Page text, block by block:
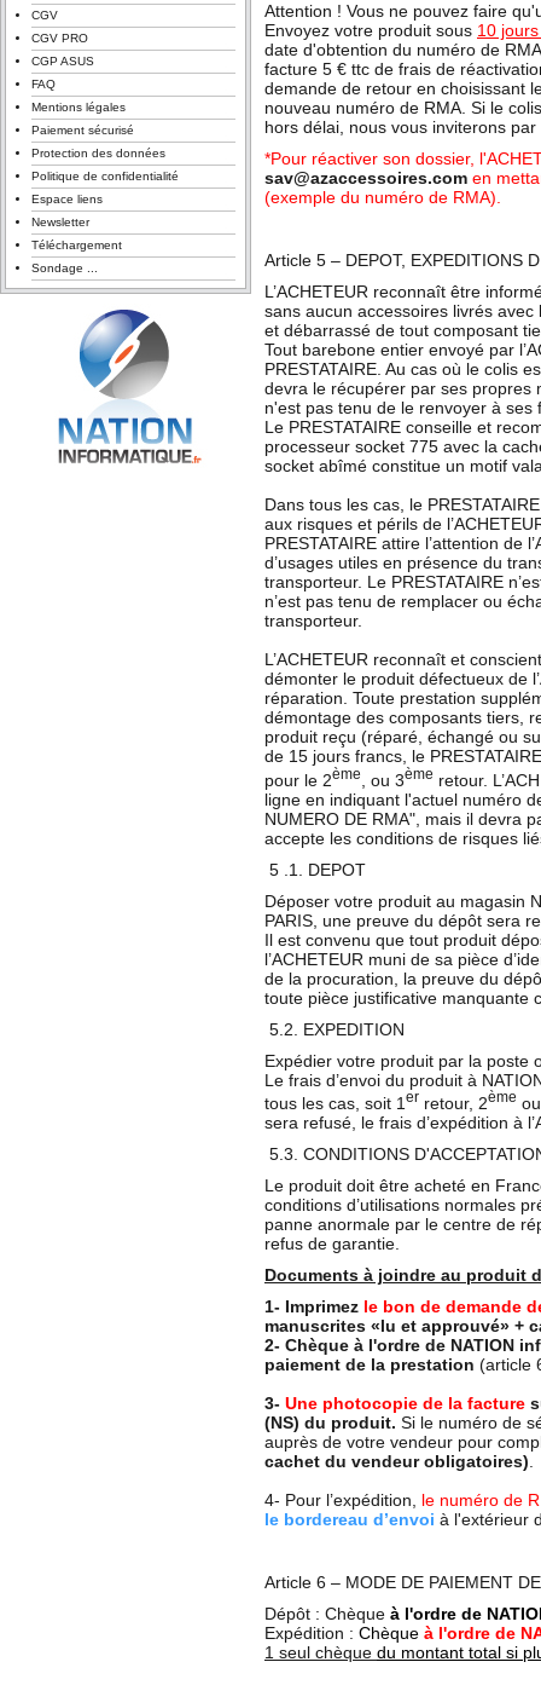
CGV
CGV PRO
CGP ASUS
FAQ
Mentions légales
Paiement sécurisé
Protection des données
Politique de confidentialité
Espace liens
Newsletter
Téléchargement
Sondage ...
Attention ! Vous ne pouvez faire
Envoyez votre produit sous 10
date d'obtention du numéro de
facture 5 € ttc de frais de
demande de retour en choisissant
nouveau numéro de RMA. Si le
hors délai, nous vous inviterons
*Pour réactiver son dossier,
sav@azaccessoires.com en
(exemple du numéro de RMA).
Article 5 – DEPOT, EXPEDITIONS
L’ACHETEUR reconnaît être
sans aucun accessoires livrés
et débarrassé de tout composant
Tout barebone entier envoyé par
PRESTATAIRE. Au cas où le colis
devra le récupérer par ses propres
n'est pas tenu de le renvoyer à ses
Le PRESTATAIRE conseille et
processeur socket 775 avec la
socket abîmé constitue un motif
Dans tous les cas, le
aux risques et périls de
PRESTATAIRE attire l’attention de
d’usages utiles en présence du
transporteur. Le PRESTATAIRE
n’est pas tenu de remplacer ou
transporteur.
L’ACHETEUR reconnaît et
démonter le produit défectueux de
réparation. Toute prestation
démontage des composants tiers,
produit reçu (réparé, échangé ou
de 15 jours francs, le
pour le 2ème , ou 3ème retour.
ligne en indiquant l'actuel numéro
NUMERO DE RMA", mais il devra
accepte les conditions de risques
5 .1. DEPOT
Déposer votre produit au magasin
PARIS, une preuve du dépôt sera
Il est convenu que tout produit
l’ACHETEUR muni de sa pièce
de la procuration, la preuve du
toute pièce justificative manquante
5.2. EXPEDITION
Expédier votre produit par la poste
Le frais d’envoi du produit à
tous les cas, soit 1er retour, 2ème
sera refusé, le frais d’expédition à
5.3. CONDITIONS
Le produit doit être acheté en
conditions d’utilisations normales
panne anormale par le centre de
refus de garantie.
Documents à joindre au produit
1- Imprimez le bon de demande
manuscrites «lu et approuvé» +
2- Chèque à l'ordre de NATION
paiement de la prestation (article
3- Une photocopie de la facture
(NS) du produit. Si le numéro de
auprès de votre vendeur pour
cachet du vendeur obligatoires).
4- Pour l’expédition, le numéro de
le bordereau d’envoi à l'extérieur
Article 6 – MODE DE PAIEMENT
Dépôt : Chèque à l'ordre de
Expédition : Chèque à l'ordre de
1 seul chèque du montant total si